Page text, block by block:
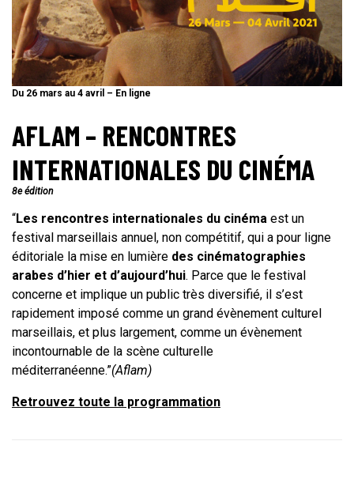
Du 26 mars au 4 avril – En ligne
AFLAM – RENCONTRES
INTERNATIONALES DU CINÉMA
8e édition
“Les rencontres internationales du cinéma est un
festival marseillais annuel, non compétitif, qui a pour ligne
éditoriale la mise en lumière des cinématographies
arabes d’hier et d’aujourd’hui. Parce que le festival
concerne et implique un public très diversifié, il s’est
rapidement imposé comme un grand évènement culturel
marseillais, et plus largement, comme un évènement
incontournable de la scène culturelle
méditerranéenne.”(Aflam)
Retrouvez toute la programmation